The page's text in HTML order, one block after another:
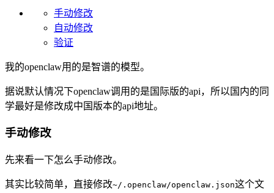
手动修改
自动修改
验证
我的openclaw用的是智谱的模型。
据说默认情况下openclaw调用的是国际版的api，所以国内的同
学最好是修改成中国版本的api地址。
手动修改
先来看一下怎么手动修改。
其实比较简单，直接修改~/.openclaw/openclaw.json这个文